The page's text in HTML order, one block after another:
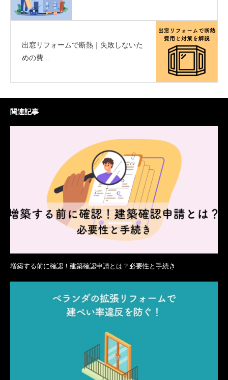
出窓リフォームで断熱｜失敗しないた
めの費...
関連記事
増築する前に確認！建築確認申請とは？必要性と手続き